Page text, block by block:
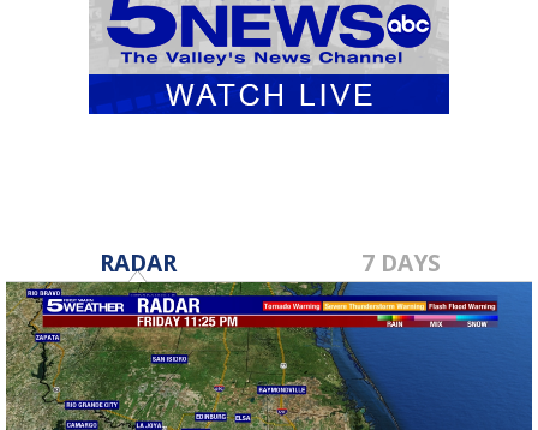
RADAR 7 DAYS